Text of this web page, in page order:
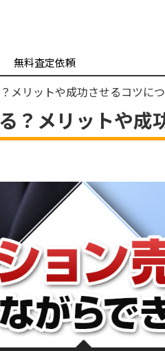
無料査定依頼
メリットや成功させるコツに
？メリットや成